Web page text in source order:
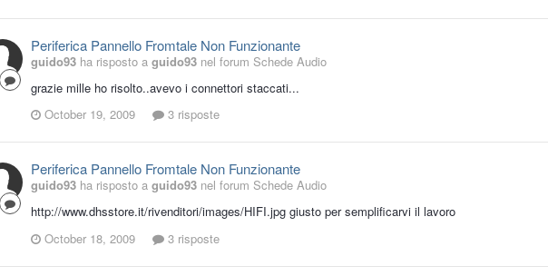
Periferica Pannello Fromtale Non Funzionante
guido93 ha risposto a guido93 nel forum Schede Audio
grazie mille ho risolto..avevo i connettori staccati...
October 19, 2009
3 risposte
Periferica Pannello Fromtale Non Funzionante
guido93 ha risposto a guido93 nel forum Schede Audio
http://www.dhsstore.it/rivenditori/images/HIFI.jpg giusto per semplificarvi il lavoro
October 18, 2009
3 risposte